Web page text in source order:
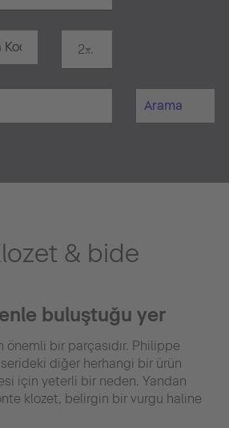
20 km
Arama
& bide
buluştuğu yer
önemli bir parçasıdır. Philippe
serideki diğer herhangi bir ürün
için yeterli bir neden. Yandan
klozet, belirgin bir vurgu haline